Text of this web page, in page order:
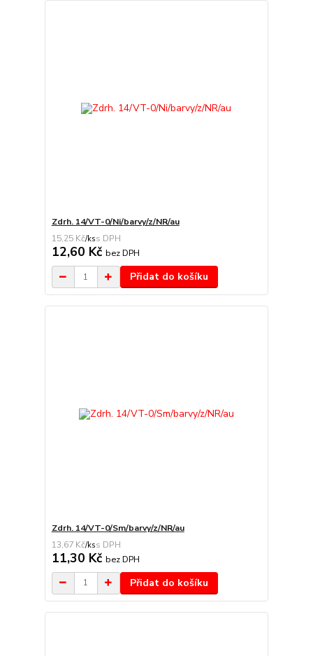
Zdrh. 14/VT-0/Ni/barvy/z/NR/au
15,25 Kč/ks
12,60 Kč bez DPH
Přidat do košíku
Zdrh. 14/VT-0/Sm/barvy/z/NR/au
13,67 Kč/ks
11,30 Kč bez DPH
Přidat do košíku